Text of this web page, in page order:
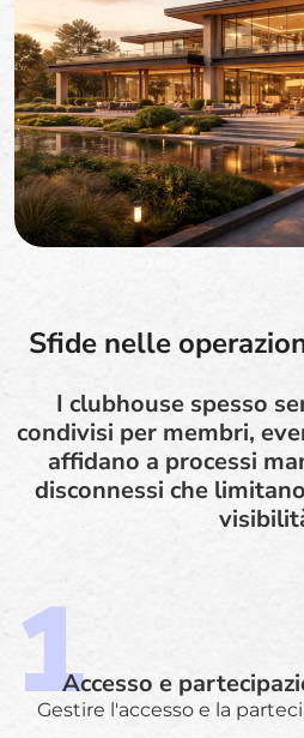
Sfide nelle
I clubhouse spesso
condivisi per membri,
affidano a processi
disconnessi che
Accesso e
Gestire l'accesso e la